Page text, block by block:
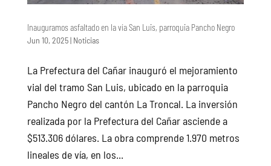
Inauguramos asfaltado en la vía San Luis, parroquia Pancho Negro
Jun 10, 2025| Noticias
La Prefectura del Cañar inauguró el mejoramiento
vial del tramo San Luis, ubicado en la parroquia
Pancho Negro del cantón La Troncal. La inversión
realizada por la Prefectura del Cañar asciende a
$513.306 dólares. La obra comprende 1.970 metros
lineales de vía, en los...